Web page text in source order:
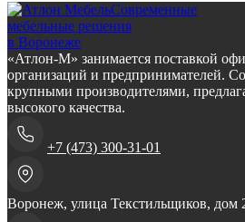
Современные
мебельные решения
в Воронеже
«Атлон-М» занимается поставкой
организаций и предпринимателей.
крупными производителями,
высокого качества.
+7 (473) 300-31-01
Воронеж, улица Текстильщиков, дом